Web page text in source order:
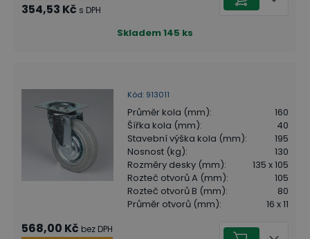
354,53 Kč s DPH
Skladem145 ks
Kód: 913011
Průměr kola (mm):
160
Šířka kola (mm):
40
Stavební výška kola (mm):
195
Nosnost (kg):
130
Rozměry desky (mm):
135 x 105
Rozteč otvorů A (mm):
105
Rozteč otvorů B (mm):
80
Průměr otvorů (mm): 16 x 11
568,00 Kč bez DPH